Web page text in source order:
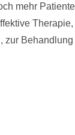
mehr
zur